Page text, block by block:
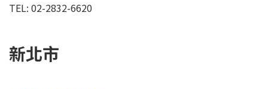
TEL: 02-2832-6620
新北市